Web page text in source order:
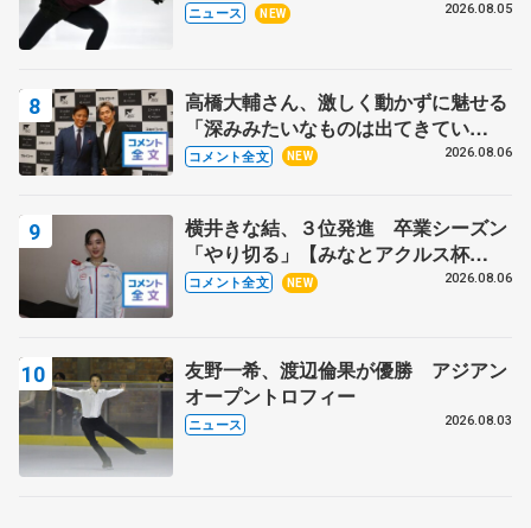
ニュース NEW 2026.08.05
高橋大輔さん、激しく動かずに魅せる
「深みみたいなものは出てきてい
る？」 〝兄さん〟と慕うレジェンド
コメント全文 NEW 2026.08.06
横井きな結、３位発進 卒業シーズン
「やり切る」【みなとアクルス杯
SP】
コメント全文 NEW 2026.08.06
友野一希、渡辺倫果が優勝 アジアン
オープントロフィー
ニュース 2026.08.03